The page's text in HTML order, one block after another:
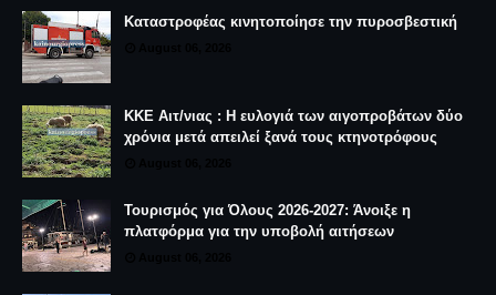
Καταστροφέας κινητοποίησε την πυροσβεστική
ΚΚΕ Αιτ/νιας : Η ευλογιά των αιγοπροβάτων δύο
χρόνια μετά απειλεί ξανά τους κτηνοτρόφους
Τουρισμός για Όλους 2026-2027: Άνοιξε η
πλατφόρμα για την υποβολή αιτήσεων